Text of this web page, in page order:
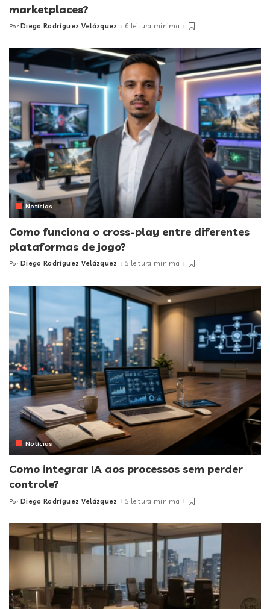
marketplaces?
Posted
Por Diego Rodríguez Velázquez 6 leitura mínima
Notícias
Como funciona o cross-play entre diferentes
plataformas de jogo?
Posted
Por Diego Rodríguez Velázquez 5 leitura mínima
Notícias
Como integrar IA aos processos sem perder
controle?
Posted
Por Diego Rodríguez Velázquez 5 leitura mínima